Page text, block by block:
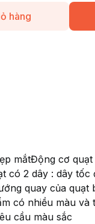
hàng
mắtĐộng cơ
có 2 dây : dây
quay của quạt
có nhiều màu
cầu màu sắc